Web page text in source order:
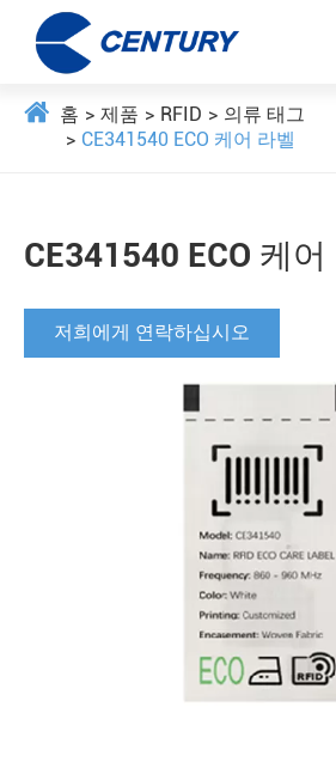
홈 제품 RFID
의류 태그
CE341540 ECO 케어 라벨
CE341540 ECO 케어
저희에게 연락하십시오